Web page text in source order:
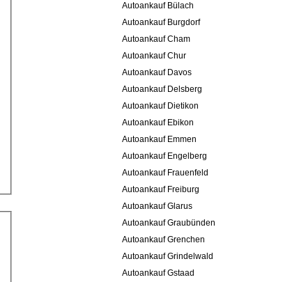
Autoankauf Bülach
Autoankauf Burgdorf
Autoankauf Cham
Autoankauf Chur
Autoankauf Davos
Autoankauf Delsberg
Autoankauf Dietikon
Autoankauf Ebikon
Autoankauf Emmen
Autoankauf Engelberg
Autoankauf Frauenfeld
Autoankauf Freiburg
Autoankauf Glarus
Autoankauf Graubünden
Autoankauf Grenchen
Autoankauf Grindelwald
Autoankauf Gstaad